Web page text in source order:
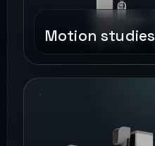
Motion studies